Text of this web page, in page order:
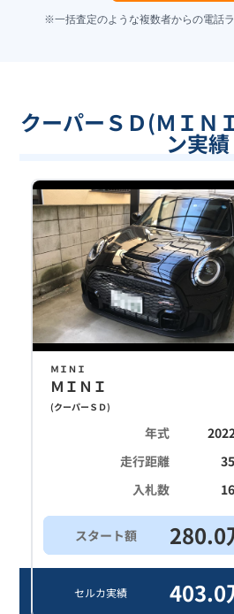
※一括査定のような複数者からの電話
クーパーＳＤ(ＭＩＮ
ン実績
ＭＩＮＩ
ＭＩＮＩ
(クーパーＳＤ)
年式
走行距離
35
入札数
スタート額 280.0
セルカ実績 403.0